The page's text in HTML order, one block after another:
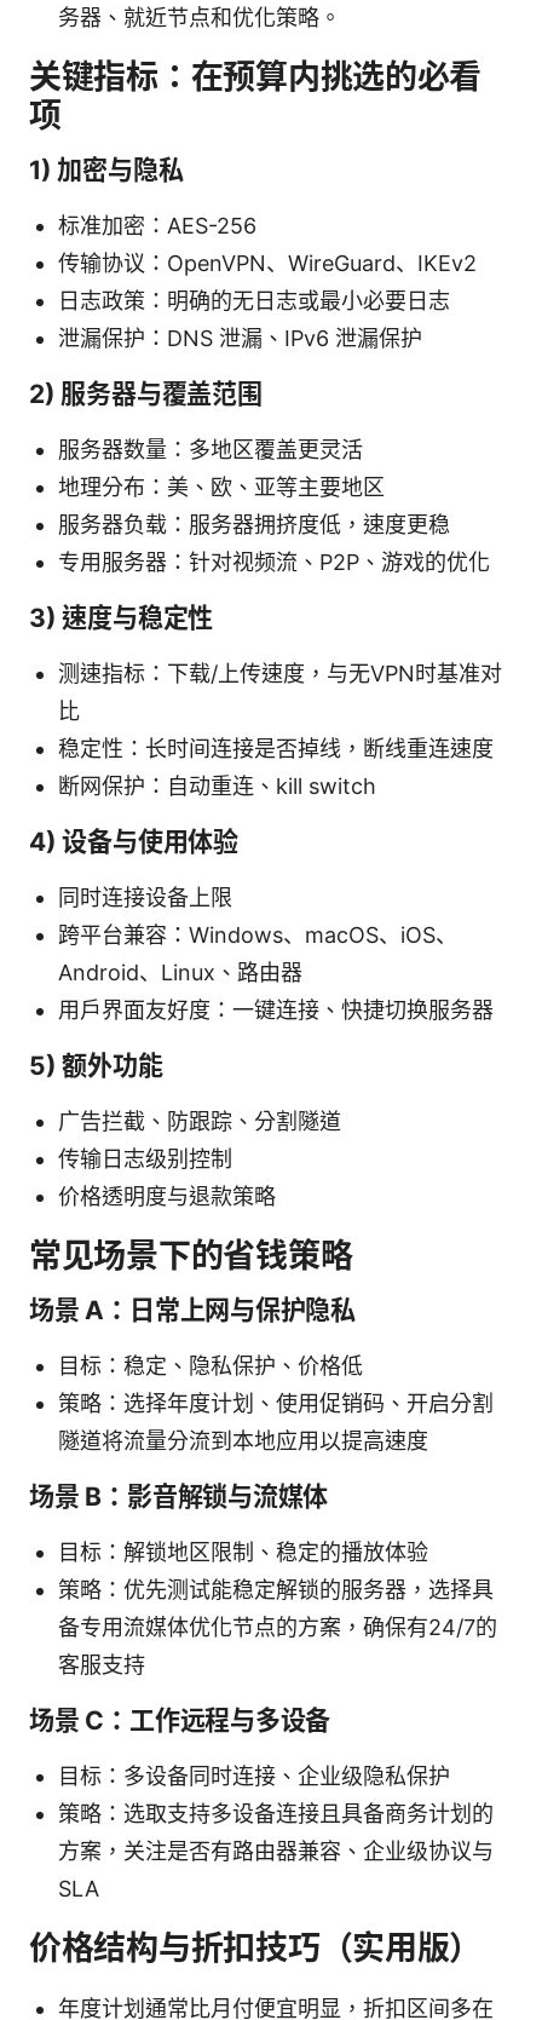
务器、就近节点和优化策略。
关键指标：在预算内挑选的必看
项
1) 加密与隐私
标准加密：AES-256
传输协议：OpenVPN、WireGuard、IKEv2
日志政策：明确的无日志或最小必要日志
泄漏保护：DNS 泄漏、IPv6 泄漏保护
2) 服务器与覆盖范围
服务器数量：多地区覆盖更灵活
地理分布：美、欧、亚等主要地区
服务器负载：服务器拥挤度低，速度更稳
专用服务器：针对视频流、P2P、游戏的优化
3) 速度与稳定性
测速指标：下载/上传速度，与无VPN时基准对
比
稳定性：长时间连接是否掉线，断线重连速度
断网保护：自动重连、kill switch
4) 设备与使用体验
同时连接设备上限
跨平台兼容：Windows、macOS、iOS、
Android、Linux、路由器
用户界面友好度：一键连接、快捷切换服务器
5) 额外功能
广告拦截、防跟踪、分割隧道
传输日志级别控制
价格透明度与退款策略
常见场景下的省钱策略
场景 A：日常上网与保护隐私
目标：稳定、隐私保护、价格低
策略：选择年度计划、使用促销码、开启分割
隧道将流量分流到本地应用以提高速度
场景 B：影音解锁与流媒体
目标：解锁地区限制、稳定的播放体验
策略：优先测试能稳定解锁的服务器，选择具
备专用流媒体优化节点的方案，确保有24/7的
客服支持
场景 C：工作远程与多设备
目标：多设备同时连接、企业级隐私保护
策略：选取支持多设备连接且具备商务计划的
方案，关注是否有路由器兼容、企业级协议与
SLA
价格结构与折扣技巧（实用版）
年度计划通常比月付便宜明显，折扣区间多在